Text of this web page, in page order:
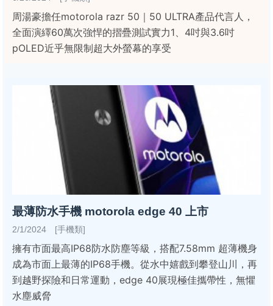
周湯豪擔任motorola razr 50｜50 ULTRA產品代言人，
全面演繹60萬次強悍的摺疊測試實力1、4吋與3.6吋
pOLED近乎無限制超大外螢幕的享受
最薄防水手機 motorola edge 40 上市
2/1/2024 [手機類]
擁有市面最高IP68防水防塵等級，搭配7.58mm 超薄機身
成為市面上最薄的IP68手機。從水中嬉戲到攀登山川，再
到越野探險和日常運動，edge 40展現極佳攜帶性，無懼
水塵威脅